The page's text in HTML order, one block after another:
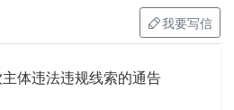
我要写信
体违法违规线索的通告